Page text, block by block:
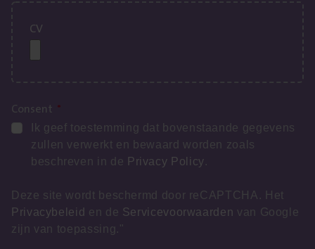
CV
Consent *
Ik geef toestemming dat bovenstaande gegevens
zullen verwerkt en bewaard worden zoals
beschreven in de Privacy Policy.
Deze site wordt beschermd door reCAPTCHA. Het
Privacybeleid en de Servicevoorwaarden van Google
zijn van toepassing."